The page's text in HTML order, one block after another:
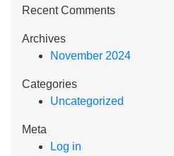
Recent Comments
Archives
November 2024
Categories
Uncategorized
Meta
Log in